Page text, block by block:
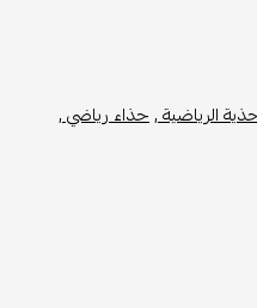
الرياضية ,حذاء رياضي ,